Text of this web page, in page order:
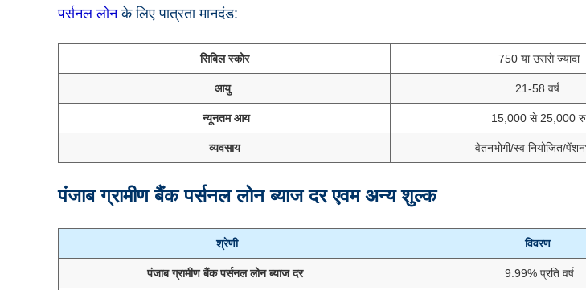
पर्सनल लोनके लिए पात्रता मानदंड:
सिबिल स्कोर 750 या उससे ज्यादा
आयु 21-58 वर्ष
न्यूनतम आय 15,000 से 25,000 रु
व्यवसाय वेतनभोगी/स्व नियोजित/
पंजाब ग्रामीण बैंक पर्सनल लोन ब्याज दर एवम अन्य शुल्क
श्रेणी विवरण
पंजाब ग्रामीण बैंक पर्सनल लोन ब्याज दर 9.99% प्रति वर्ष